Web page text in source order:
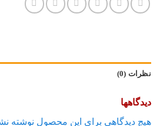
نظرات (0)
دیدگاهها
هیچ دیدگاهی برای این محصول نوشته